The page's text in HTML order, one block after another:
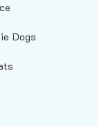
Dogs